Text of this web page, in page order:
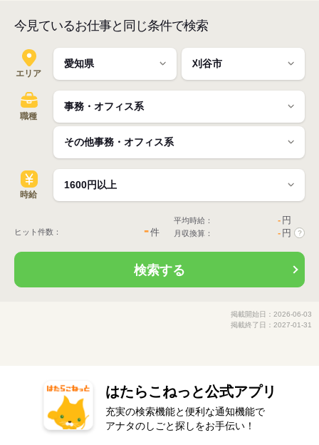
今見ているお仕事と同じ条件で検索
エリア
職種
時給
ヒット件数： -件
平均時給： - 円
月収換算： - 円 ?
検索する
掲載開始日：2026-06-03
掲載終了日：2027-01-31
はたらこねっと公式アプリ
充実の検索機能と便利な通知機能で
アナタのしごと探しをお手伝い！